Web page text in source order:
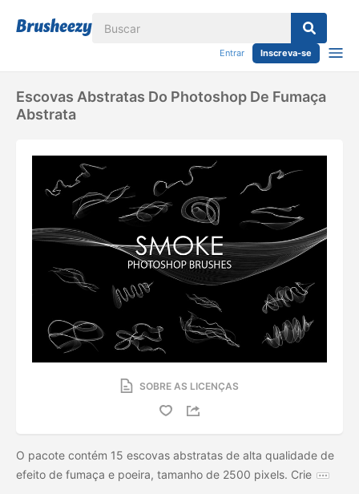
Entrar Inscreva-se
Escovas Abstratas Do Photoshop De Fumaça
Abstrata
SOBRE AS LICENÇAS
O pacote contém 15 escovas abstratas de alta qualidade de
efeito de fumaça e poeira, tamanho de 2500 pixels. Crie